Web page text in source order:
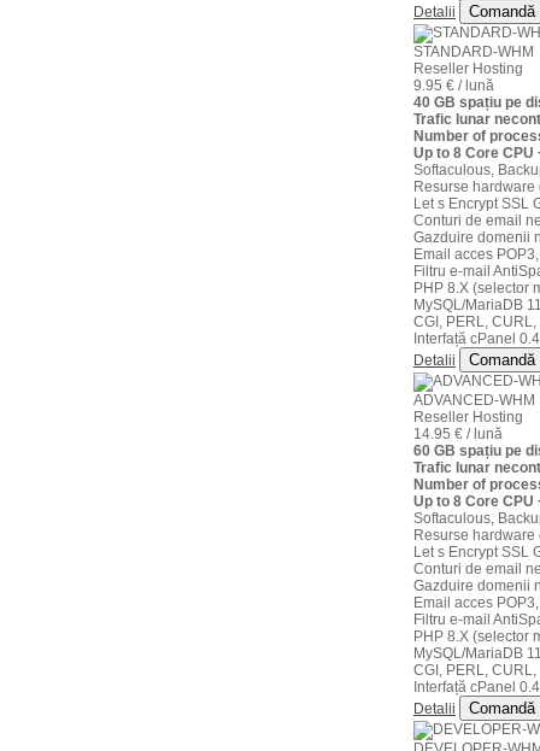
Detalii
Comandă
STANDARD-WHM
Reseller Hosting
9.95 € / lună
40 GB spațiu pe
Trafic lunar
Number of
Up to 8 Core CPU
Softaculous,
Resurse hardware
Let s Encrypt SSL
Conturi de email
Gazduire domenii
Email acces
Filtru e-mail
PHP 8.X (selector
MySQL/MariaDB
CGI, PERL,
Interfață cPanel
Detalii
Comandă
ADVANCED-WHM
Reseller Hosting
14.95 € / lună
60 GB spațiu pe
Trafic lunar
Number of
Up to 8 Core CPU
Softaculous,
Resurse hardware
Let s Encrypt SSL
Conturi de email
Gazduire domenii
Email acces
Filtru e-mail
PHP 8.X (selector
MySQL/MariaDB
CGI, PERL,
Interfață cPanel
Detalii
Comandă